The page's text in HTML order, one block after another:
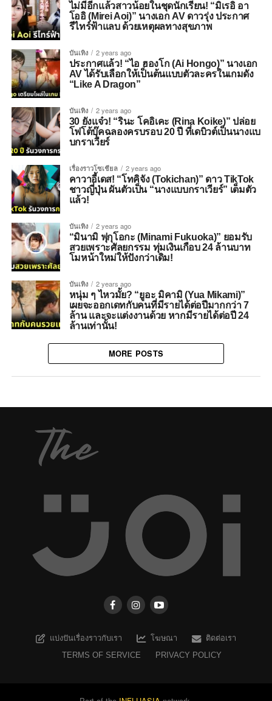
ไม่มีอีกแล้วสาวน้อยในชุดนักเรียน! “มิเรอิ อา
โออิ (Mirei Aoi)” นางเอก AV ดาวรุ่ง ประกาศ
รีไทร์ฟ้าแลบ ด้วยเหตุผลทางสุขภาพ
บันเทิง 2 years ago
ประกาศแล้ว! “ไอ ฮองโก (Ai Hongo)” นางเอก
AV ได้รับเลือกให้เป็นต้นแบบตัวละครในเกมดัง
“Like A Dragon”
บันเทิง 2 years ago
30 ยังแจ๋ว! “รินะ โคอิเคะ (Rina Koike)” ปล่อย
โฟโต้บุ๊คฉลองครบรอบ 20 ปี ที่เดบิวต์เป็นนางแบ
บกราเวียร์
เรื่องราวโซเชียล 2 years ago
คาวาอี้เดส! “โทคิจัง (Tokichan)” ดาว TikTok
ชาวญี่ปุ่น ผันตัวเป็น “นางแบบกราเวียร์” เต็มตัว
แล้ว!
บันเทิง 2 years ago
“มินามิ ฟุกุโอกะ (Minami Fukuoka)” ยอมรับ
สวยเพราะศัลยกรรม ทุ่มเงินเกือบ 24 ล้านบาท
โมหน้าใหม่ให้ปังกว่าเดิม!
บันเทิง 2 years ago
หนุ่ม ๆ ไหวมั้ย? “ยูอะ มิคามิ (Yua Mikami)”
เผยจะออกเดทกับคนที่มีรายได้ต่อปีมากกว่า 7
ล้าน และจะแต่งงานด้วย หากมีรายได้ต่อปี 24
ล้านเท่านั้น!
MORE POSTS
แบ่งปันเรื่องราวกับเรา โฆษณา
ติดต่อเรา
TERMS OF SERVICE
PRIVACY POLICY